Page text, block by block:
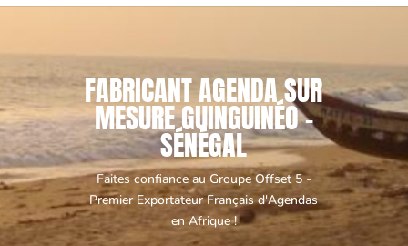
FABRICANT AGENDA SUR
MESURE GUINGUINÉO -
SÉNÉGAL
Faites confiance au Groupe Offset 5 -
Premier Exportateur Français d'Agendas
en Afrique !